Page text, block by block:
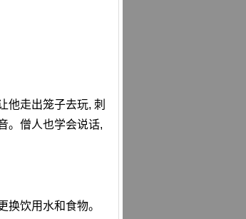
他走出笼子去玩, 刺
。僧人也学会说话,
饮用水和食物。